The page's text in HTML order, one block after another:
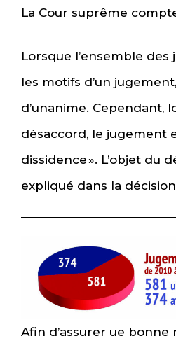
La Cour suprême
Lorsque l’ensemble des
les motifs d’un
d’unanime. Cependant,
désaccord, le jugement
dissidence ». L’objet du
expliqué dans la
Afin d’assurer ue